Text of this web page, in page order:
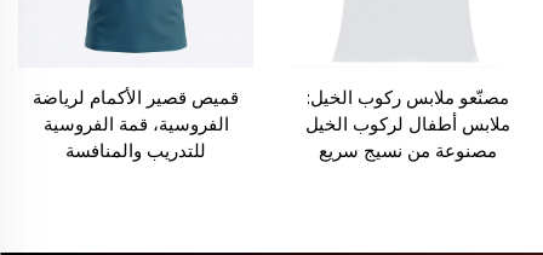
مصنّعو ملابس ركوب الخيل:
ملابس أطفال لركوب الخيل
مصنوعة من نسيج سريع
قميص قصير الأكمام لرياضة
الفروسية، قمة الفروسية
للتدريب والمنافسة